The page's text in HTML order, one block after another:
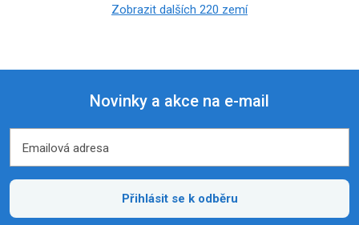
Zobrazit dalších 220 zemí
Novinky a akce na e-mail
Emailová adresa
Přihlásit se k odběru